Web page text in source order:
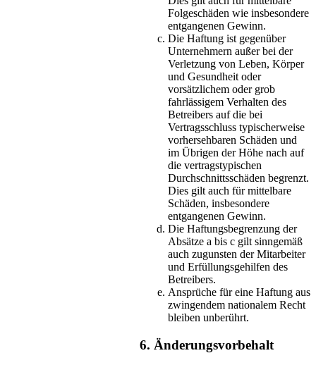
Folgeschäden wie insbesondere
entgangenen Gewinn.
Die Haftung ist gegenüber
Unternehmern außer bei der
Verletzung von Leben, Körper
und Gesundheit oder
vorsätzlichem oder grob
fahrlässigem Verhalten des
Betreibers auf die bei
Vertragsschluss typischerweise
vorhersehbaren Schäden und
im Übrigen der Höhe nach auf
die vertragstypischen
Durchschnittsschäden begrenzt.
Dies gilt auch für mittelbare
Schäden, insbesondere
entgangenen Gewinn.
Die Haftungsbegrenzung der
Absätze a bis c gilt sinngemäß
auch zugunsten der Mitarbeiter
und Erfüllungsgehilfen des
Betreibers.
Ansprüche für eine Haftung aus
zwingendem nationalem Recht
bleiben unberührt.
6. Änderungsvorbehalt